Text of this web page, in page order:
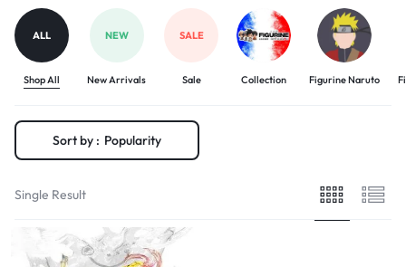
ALL
Shop All
NEW
New Arrivals
SALE
Sale Collection Figurine Naruto
Sort by : Popularity
Single Result